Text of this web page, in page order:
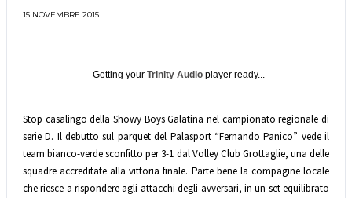
15 NOVEMBRE 2015
Getting your Trinity Audioplayer ready...
Stop casalingo della Showy Boys Galatina nel campionato regionale di
serie D. Il debutto sul parquet del Palasport “Fernando Panico” vede il
team bianco-verde sconfitto per 3-1 dal Volley Club Grottaglie, una delle
squadre accreditate alla vittoria finale. Parte bene la compagine locale
che riesce a rispondere agli attacchi degli avversari, in un set equilibrato